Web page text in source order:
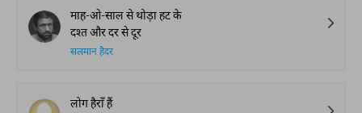
माह-ओ-साल से थोड़ा हट के
दश्त और दर से दूर
सलमान हैदर
लोग हैराँ हैं